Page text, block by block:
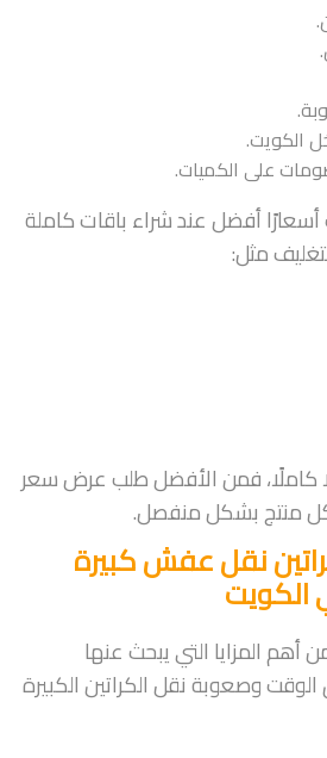
الكويت.
على الكميات.
أسعارًا أفضل عند شراء باقات كاملة
مثل:
كاملًا، فمن الأفضل طلب عرض سعر
منتج بشكل منفصل.
نقل عفش كبيرة
الكويت
المزايا التي يبحث عنها
وصعوبة نقل الكراتين الكبيرة